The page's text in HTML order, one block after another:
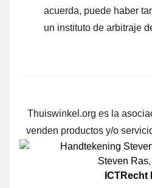
acuerda, puede haber
un instituto de arbitraje
Thuiswinkel.org es la
venden productos y/o
Steven Ras,
ICTRecht